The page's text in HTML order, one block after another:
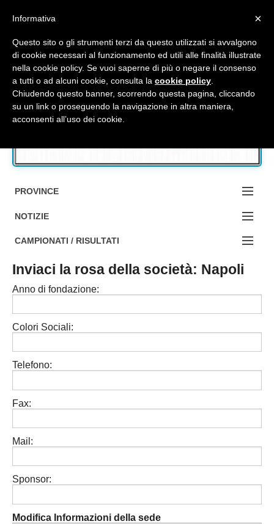
Accedi / Registrati
Contattaci
PROVINCE
EDIZIONE:
BOLOGNA
MODENA
PARMA
REGGIO EMILIA
NOTIZIE
NOTIZIE:
MA DA BO ?1?
SERIE D
ECCELLENZA
PROMOZIONE
SECONDA
JUNIORES
CAMPIONATI / RISULTATI
Campionati e Risultati:
NAZIONALI
Inviaci la rosa della società: Napoli
Anno di fondazione:
Colori Sociali:
Telefono:
Fax:
Mail:
Sponsor:
Modifica Informazioni della sede
×
Informativa
Questo sito o gli strumenti terzi da questo utilizzati si avvalgono
di cookie necessari al funzionamento ed utili alle finalità illustrate
nella cookie policy. Se vuoi saperne di più o negare il consenso
a tutti o ad alcuni cookie, consulta la cookie policy
Chiudendo questo banner, scorrendo questa pagina, cliccando
su un link o proseguendo la navigazione in altra maniera,
acconsenti all’uso dei cookie.